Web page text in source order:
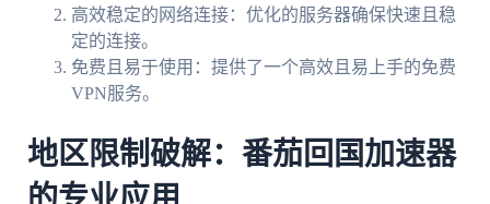
高效稳定的网络连接：优化的服务器确保快速且稳
定的连接。
免费且易于使用：提供了一个高效且易上手的免费
VPN服务。
地区限制破解：番茄回国加速器